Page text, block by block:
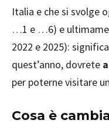
Italia e che si svolge
…1 e …6) e
2022 e 2025):
quest’anno, dovrete
per poterne visitare
Cosa è